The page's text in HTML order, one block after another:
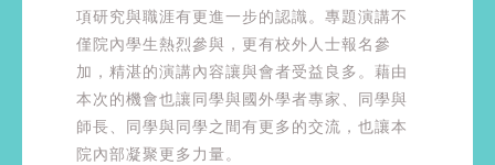
項研究與職涯有更進一步的認識。專題演講不
僅院內學生熱烈參與，更有校外人士報名參
加，精湛的演講內容讓與會者受益良多。藉由
本次的機會也讓同學與國外學者專家、同學與
師長、同學與同學之間有更多的交流，也讓本
院內部凝聚更多力量。